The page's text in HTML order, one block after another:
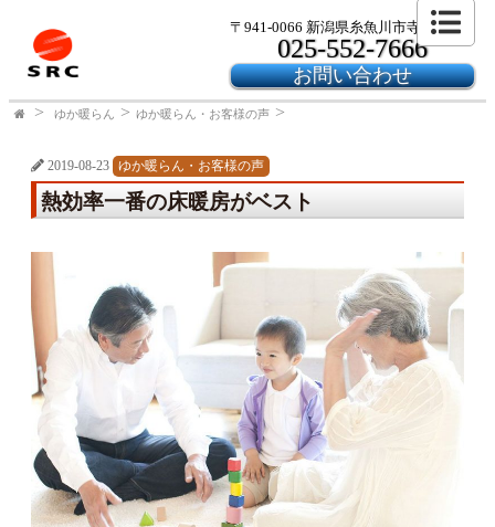
〒941-0066 新潟県糸魚川市寺島2-24-6
025-552-7666
お問い合わせ
ゆか暖らん ゆか暖らん・お客様の声
2019-08-23 ゆか暖らん・お客様の声
熱効率一番の床暖房がベスト